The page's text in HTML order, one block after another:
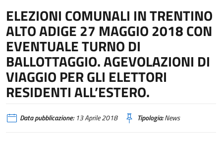
ELEZIONI COMUNALI IN TRENTINO
ALTO ADIGE 27 MAGGIO 2018 CON
EVENTUALE TURNO DI
BALLOTTAGGIO. AGEVOLAZIONI DI
VIAGGIO PER GLI ELETTORI
RESIDENTI ALL’ESTERO.
Data pubblicazione:13 Aprile 2018 Tipologia:News